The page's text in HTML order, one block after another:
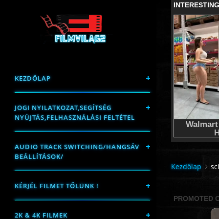
KEZDŐLAP
JOGI NYILATKOZAT,SEGÍTSÉG
NYÚJTÁS,FELHASZNÁLÁSI FELTÉTEL
AUDIO TRACK SWITCHING/HANGSÁV
BEÁLLÍTÁSOK/
KÉRJÉL FILMET TŐLÜNK !
2K & 4K FILMEK
Kezdőlap